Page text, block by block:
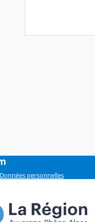
Données personnelles